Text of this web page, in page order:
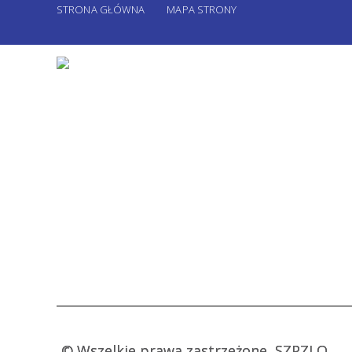
STRONA GŁÓWNA MAPA STRONY